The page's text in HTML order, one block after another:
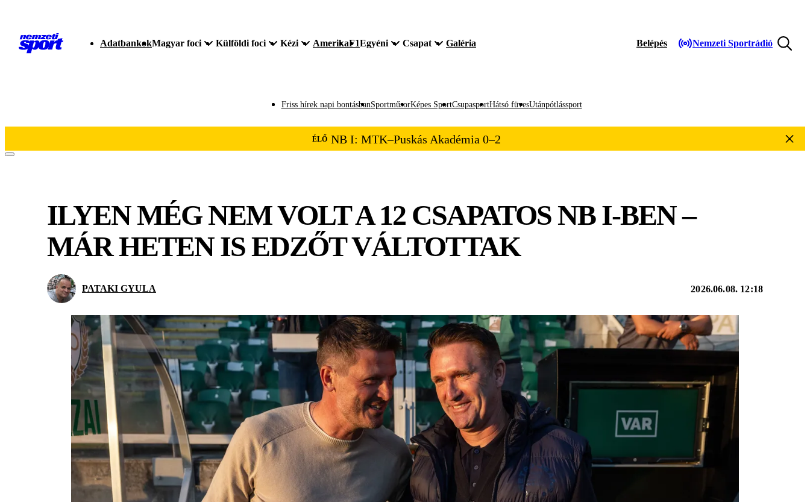
AdatbankokMagyar foci Külföldi foci Kézi AmerikaF1Egyéni Csapat Galéria Belépés Nemzeti Sportrádió
Friss hírek napi bontásbanSportműsorKépes SportCsupasportHátsó füvesUtánpótlássport
ÉLŐ NB I: MTK–Puskás Akadémia 0–2
ILYEN MÉG NEM VOLT A 12 CSAPATOS NB I-BEN –
MÁR HETEN IS EDZŐT VÁLTOTTAK
PATAKI GYULA 2026.06.08. 12:18